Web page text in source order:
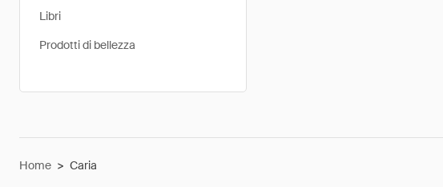
Libri
Prodotti di bellezza
Home > Caria